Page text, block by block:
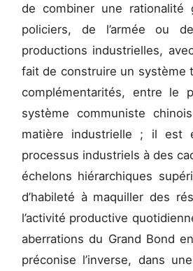
de combiner une
policiers, de l’armée ou
productions industrielles,
fait de construire un système
complémentarités, entre le
système communiste
matière industrielle ; il est
processus industriels à des
échelons hiérarchiques
d’habileté à maquiller des
l’activité productive
aberrations du Grand Bond
préconise l’inverse, dans